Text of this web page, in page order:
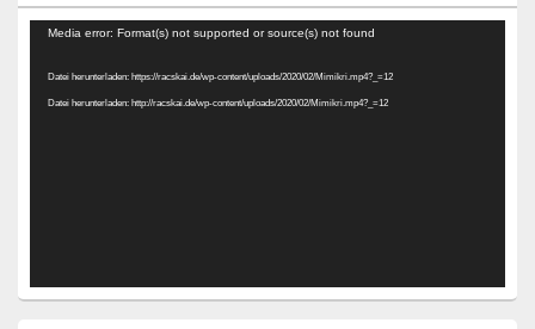
Video-
Media error: Format(s) not supported or source(s) not found
Datei herunterladen: https://racskai.de/wp-content/uploads/2020/02/Mimikri.mp4?_=12
Datei herunterladen: http://racskai.de/wp-content/uploads/2020/02/Mimikri.mp4?_=12